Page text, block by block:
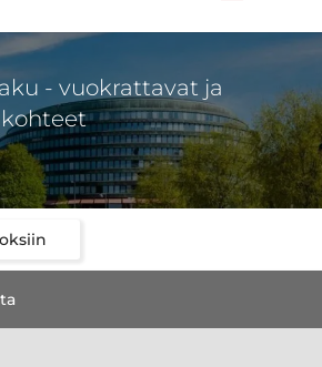
- vuokrattavat ja